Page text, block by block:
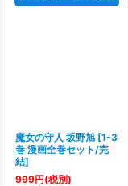
魔女の守人 坂野旭 [1-3
巻 漫画全巻セット/完
結]
999円(税別)